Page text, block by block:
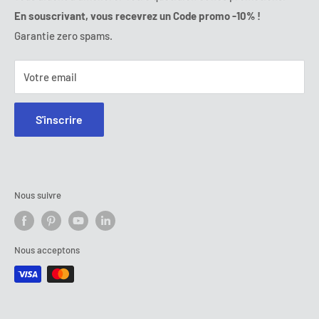
E-mail:
contact@ozerty-france.com
En souscrivant, vous recevrez un Code promo -10% !
Garantie zero spams.
Votre email
S'inscrire
Nous suivre
Nous acceptons